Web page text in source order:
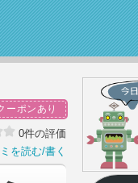
ーポンあり
0件の評価
を読む/書く